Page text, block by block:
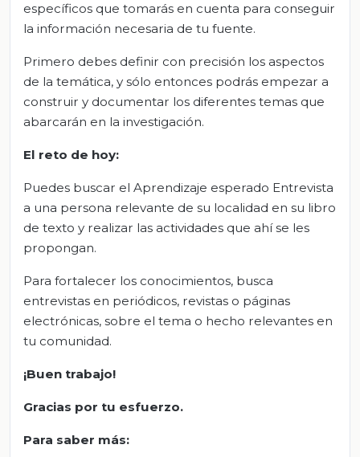
específicos que tomarás en cuenta para conseguir
la información necesaria de tu fuente.
Primero debes definir con precisión los aspectos
de la temática, y sólo entonces podrás empezar a
construir y documentar los diferentes temas que
abarcarán en la investigación.
El reto de hoy:
Puedes buscar el Aprendizaje esperado Entrevista
a una persona relevante de su localidad en su libro
de texto y realizar las actividades que ahí se les
propongan.
Para fortalecer los conocimientos, busca
entrevistas en periódicos, revistas o páginas
electrónicas, sobre el tema o hecho relevantes en
tu comunidad.
¡Buen trabajo!
Gracias por tu esfuerzo.
Para saber más: